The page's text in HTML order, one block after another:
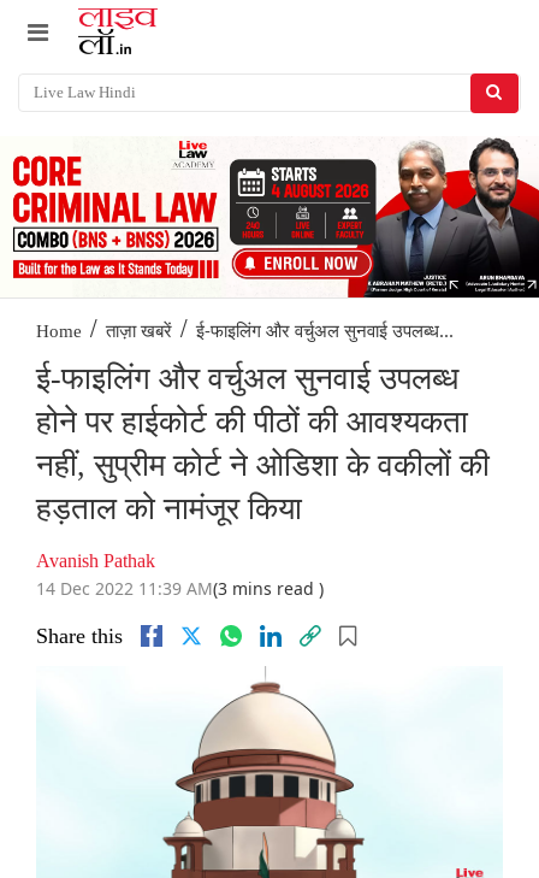
Home / ताज़ा खबरें / ई-फाइलिंग और वर्चुअल सुनवाई उपलब्ध...
ई-फाइलिंग और वर्चुअल सुनवाई उपलब्ध
होने पर हाईकोर्ट की पीठों की आवश्यकता
नहीं, सुप्रीम कोर्ट ने ओडिशा के वकीलों की
हड़ताल को नामंजूर किया
Avanish Pathak
14 Dec 2022 11:39 AM(3 mins read )
Share this